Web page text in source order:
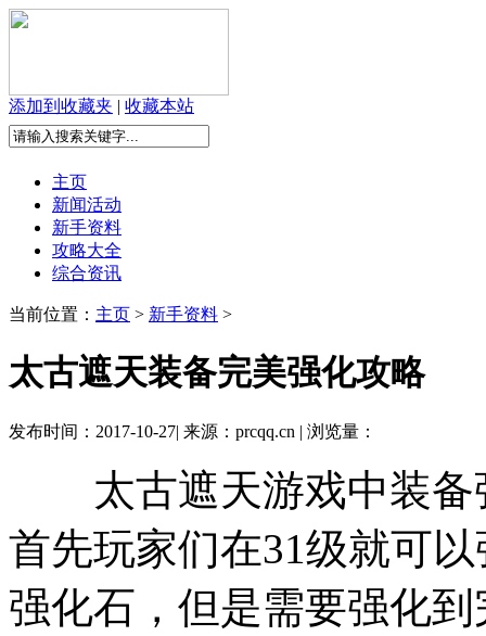
添加到收藏夹 | 收藏本站
主页
新闻活动
新手资料
攻略大全
综合资讯
当前位置： 主页 > 新手资料 >
太古遮天装备完美强化攻略
发布时间：2017-10-27| 来源：prcqq.cn | 浏览量：
太古遮天游戏中装备
首先玩家们在31级就可
强化石，但是需要强化